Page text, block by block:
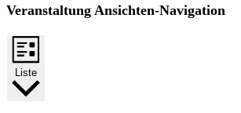
Veranstaltung Ansichten-Navigation
Liste